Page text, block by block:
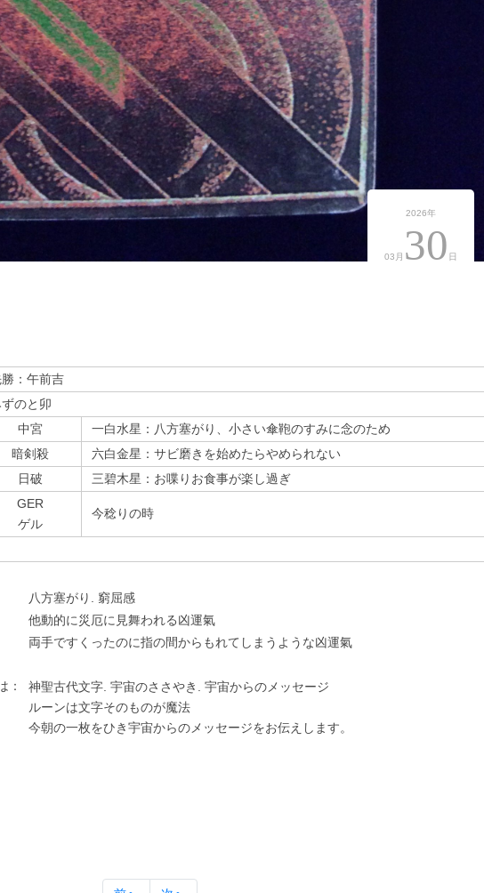
2026年
03月 30 日
勝：午前吉
のと卯
中宮
一白水星：八方塞がり、小さい傘鞄のすみに念のため
暗剣殺
六白金星：サビ磨きを始めたらやめられない
⽇破
三碧木星：お喋りお食事が楽し過ぎ
GER
ゲル
今稔りの時
⼋⽅塞がり. 窮屈感
他動的に災厄に⾒舞われる凶運氣
両⼿ですくったのに指の間からもれてしまうような凶運氣
：
神聖古代⽂字. 宇宙のささやき. 宇宙からのメッセージ
ルーンは⽂字そのものが魔法
今朝の⼀枚をひき宇宙からのメッセージをお伝えします。